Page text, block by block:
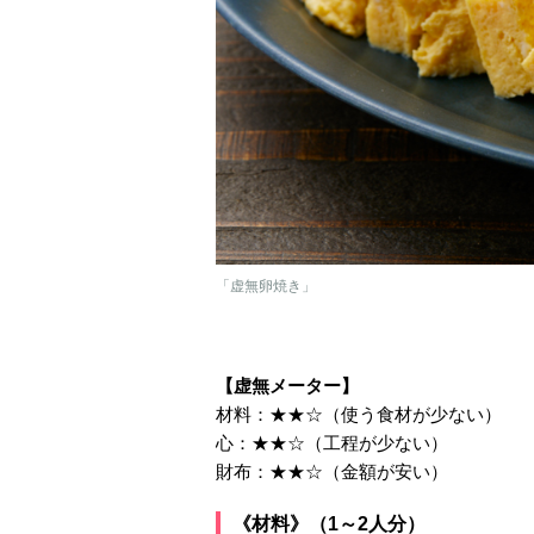
「虚無卵焼き」
【虚無メーター】
材料：★★☆（使う食材が少ない）
心：★★☆（工程が少ない）
財布：★★☆（金額が安い）
《材料》（1～2人分）